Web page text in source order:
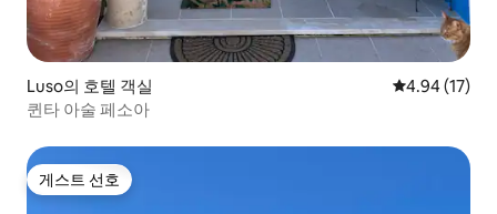
Luso의 호텔 객실 평점 4.94점
4.94 (17)
퀸타 아술 페소아
게스트 선호
게스트 선호